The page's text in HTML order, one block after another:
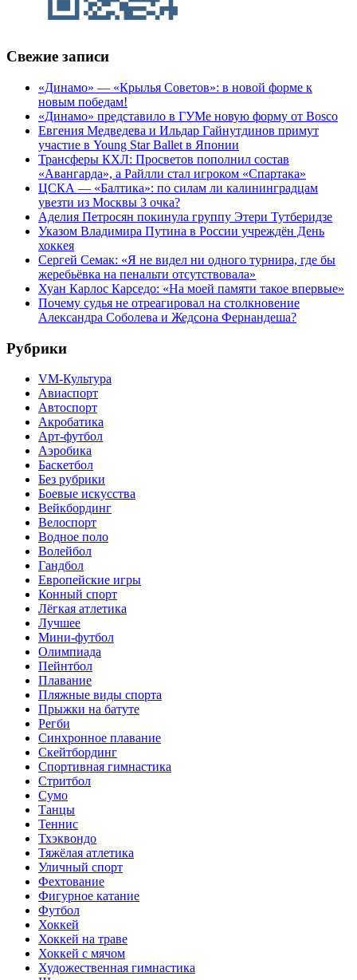
Свежие записи
«Динамо» — «Крылья Советов»: в новой форме к
новым победам!
«Динамо» представило в ГУМе новую форму от Bosco
Евгения Медведева и Ильдар Гайнутдинов примут
участие в Young Star Ballet в Японии
Трансферы КХЛ: Просветов пополнил состав
«Авангарда», а Райлли стал игроком «Спартака»
ЦСКА — «Балтика»: по силам ли калининградцам
увезти из Москвы 3 очка?
Аделия Петросян покинула группу Этери Тутберидзе
Указом Владимира Путина в России учреждён День
хоккея
Сергей Семак: «Я не видел ни одного турнира, где бы
жеребьёвка на пенальти отсутствовала»
Хуан Карлос Карседо: «На моей памяти такое впервые»
Почему судья не отреагировал на столкновение
Александра Соболева и Жедсона Фернандеша?
Рубрики
VM-Культура
Авиаспорт
Автоспорт
Акробатика
Арт-футбол
Аэробика
Баскетбол
Без рубрики
Боевые искусства
Вейкбординг
Велоспорт
Водное поло
Волейбол
Гандбол
Европейские игры
Конный спорт
Лёгкая атлетика
Лучшее
Мини-футбол
Олимпиада
Пейнтбол
Плавание
Пляжные виды спорта
Прыжки на батуте
Регби
Синхронное плавание
Скейтбординг
Спортивная гимнастика
Стритбол
Сумо
Танцы
Теннис
Тхэквондо
Тяжёлая атлетика
Уличный спорт
Фехтование
Фигурное катание
Футбол
Хоккей
Хоккей на траве
Хоккей с мячом
Художественная гимнастика